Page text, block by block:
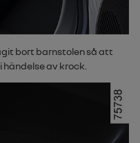
bort barnstolen så att
av krock.